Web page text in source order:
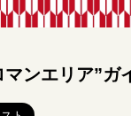
ンエリア”ガ